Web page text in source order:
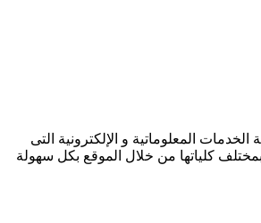
المعلوماتية و الإلكترونية التى
كلياتها من خلال الموقع بكل سهولة